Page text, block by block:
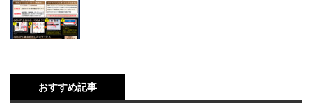
おすすめ記事